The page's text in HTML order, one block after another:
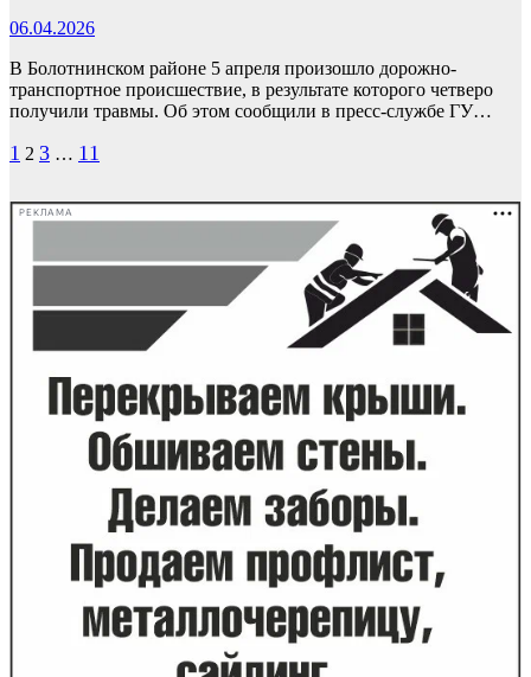
06.04.2026
В Болотнинском районе 5 апреля произошло дорожно-
транспортное происшествие, в результате которого четверо
получили травмы. Об этом сообщили в пресс-службе ГУ…
Пагинация
1 2 3 … 11
РЕКЛАМА